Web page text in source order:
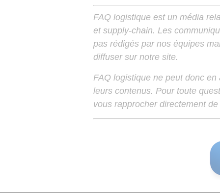
FAQ logistique est un média
et supply-chain. Les
pas rédigés par nos équipes
diffuser sur notre site.
FAQ logistique ne peut donc
leurs contenus. Pour toute
vous rapprocher directement